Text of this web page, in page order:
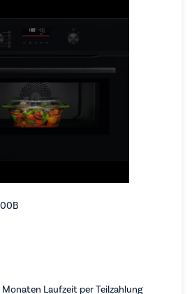
Monaten Laufzeit per Teilzahlung